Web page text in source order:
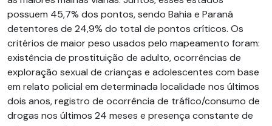
possuem 45,7% dos pontos, sendo Bahia e Paraná
detentores de 24,9% do total de pontos críticos. Os
critérios de maior peso usados pelo mapeamento foram:
existência de prostituição de adulto, ocorrências de
exploração sexual de crianças e adolescentes com base
em relato policial em determinada localidade nos últimos
dois anos, registro de ocorrência de tráfico/consumo de
drogas nos últimos 24 meses e presença constante de